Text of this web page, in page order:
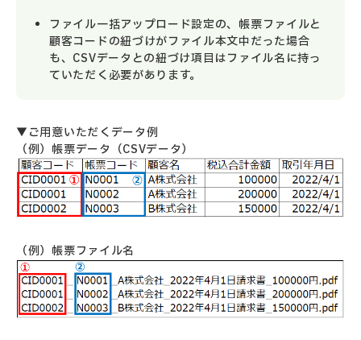
ファイル一括アップロード設定の、帳票ファイルと
顧客コードの紐づけがファイル本文中だった場合
も、CSVデータとの紐づけ項目はファイル名に持っ
ていただく必要があります。
▼ご用意いただくデータ例
（例）帳票データ（CSVデータ）
（例）帳票ファイル名